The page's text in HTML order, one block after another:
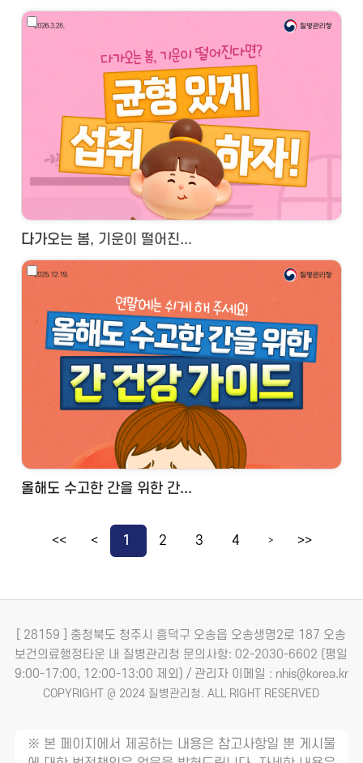
다가오는 봄, 기운이 떨어진...
올해도 수고한 간을 위한 간...
<< < 1 2 3 4 > >>
[ 28159 ] 충청북도 청주시 흥덕구 오송읍 오송생명2로 187 오송
보건의료행정타운 내 질병관리청 문의사항: 02-2030-6602 (평일
9:00-17:00, 12:00-13:00 제외) / 관리자 이메일 : nhis@korea.kr
COPYRIGHT @ 2024 질병관리청. ALL RIGHT RESERVED
※ 본 페이지에서 제공하는 내용은 참고사항일 뿐 게시물